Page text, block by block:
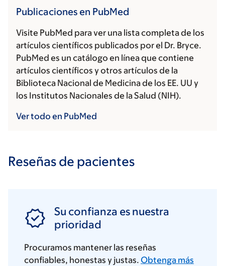
Publicaciones en PubMed
Visite PubMed para ver una lista completa de los
artículos científicos publicados por el Dr. Bryce.
PubMed es un catálogo en línea que contiene
artículos científicos y otros artículos de la
Biblioteca Nacional de Medicina de los EE. UU y
los Institutos Nacionales de la Salud (NIH).
Ver todo en PubMed
Reseñas de pacientes
Su confianza es nuestra
prioridad
Procuramos mantener las reseñas
confiables, honestas y justas. Obtenga más